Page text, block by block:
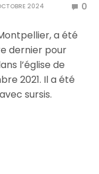
2024 0
a été
dernier pour
l’église de
2021. Il a été
sursis.